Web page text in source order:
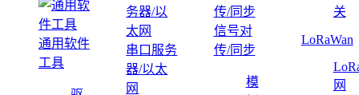
通用软件
工具
串口服务
器/以太
网
信号对
传/同步
模
关
LoRaWan
网